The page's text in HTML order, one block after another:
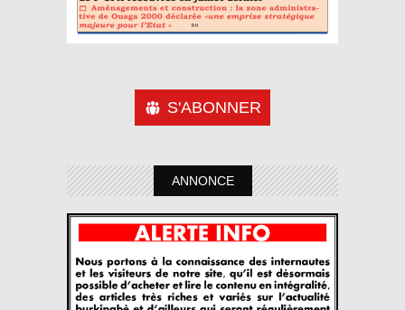
S'ABONNER
ANNONCE